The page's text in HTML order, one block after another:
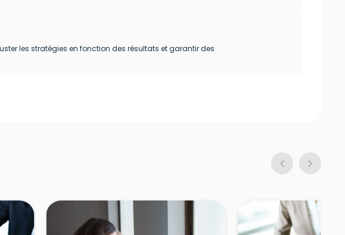
les stratégies en fonction des résultats et garantir des
chevron_left chevron_right